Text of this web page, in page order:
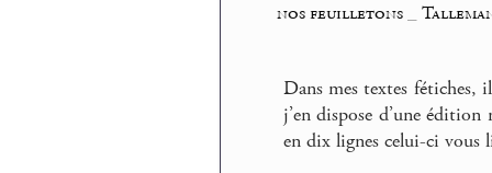
nos feuilletons_
Dans mes textes fétiches,
j’en dispose d’une
en dix lignes celui-ci vous